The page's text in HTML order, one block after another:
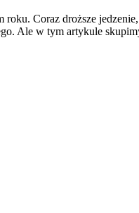
Coraz droższe
Ale w tym artykule